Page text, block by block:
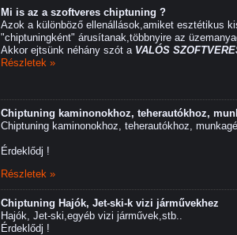
Mi is az a szoftveres chiptuning ?
Azok a különböző ellenállások,amiket esztétikus
"chiptuningként" árusítanak,többnyire az
Akkor ejtsünk néhány szót a VALÓS
Részletek »
Chiptuning kaminonokhoz, teherautókhoz,
Chiptuning kaminonokhoz, teherautókhoz,
Érdeklődj !
Részletek »
Chiptuning Hajók, Jet-ski-k vizi járművekhez
Hajók, Jet-ski,egyéb vizi járművek,stb..
Érdeklődj !